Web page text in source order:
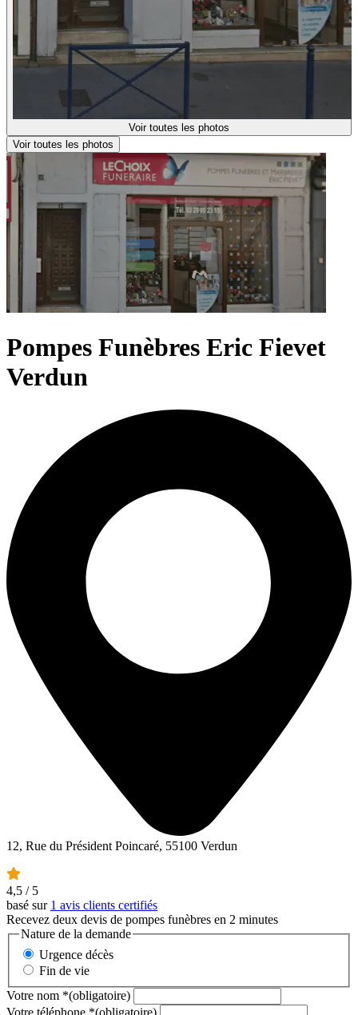
Voir toutes les photos
Voir toutes les photos
Pompes Funèbres Eric Fievet
Verdun
12, Rue du Président Poincaré, 55100 Verdun
4,5 / 5
basé sur 1 avis clients certifiés
Recevez deux devis de pompes funèbres en 2 minutes
Nature de la demande
Urgence décès
Fin de vie
Votre nom *(obligatoire)
Votre téléphone *(obligatoire)